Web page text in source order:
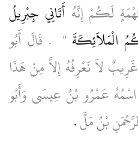
لَكُمْ إِنَّهُ أَتَانِي جِبْرِيلُ
الْمَلاَئِكَةَ ‏" ‏ ‏.‏ قَالَ أَبُو
لاَ نَعْرِفُهُ إِلاَّ مِنْ هَذَا
اسْمُهُ عَمْرُو بْنُ عِيسَى وَأَبُو
بْنُ مَلٍّ‏.‏